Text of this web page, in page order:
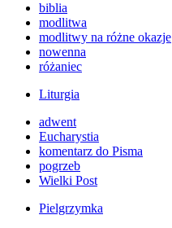
biblia
modlitwa
modlitwy na różne okazje
nowenna
różaniec
Liturgia
adwent
Eucharystia
komentarz do Pisma
pogrzeb
Wielki Post
Pielgrzymka